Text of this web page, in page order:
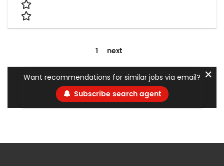
1 next
Want recommendations for similar jobs via email?
Subscribe search agent
✕